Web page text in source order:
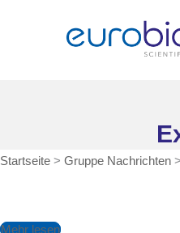
Startseite > Gruppe Nachrichten >
Mehr lesen